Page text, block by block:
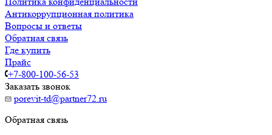
Антикоррупционная политика
Вопросы и ответы
Обратная связь
Где купить
Прайс
+7-800-100-56-53
Заказать звонок
porevit-td@partner72.ru
Обратная связь